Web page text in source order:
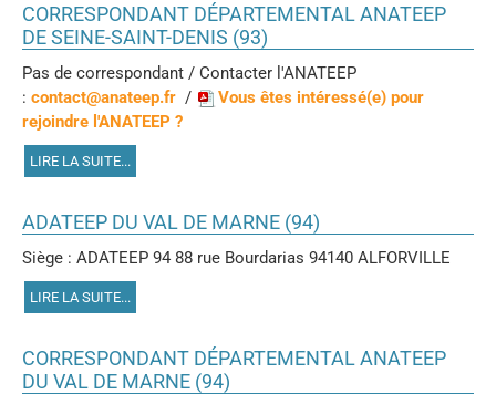
CORRESPONDANT DÉPARTEMENTAL ANATEEP
DE SEINE-SAINT-DENIS (93)
Pas de correspondant / Contacter l'ANATEEP
: contact@anateep.fr /
Vous êtes intéressé(e) pour
rejoindre l'ANATEEP ?
LIRE LA SUITE...
ADATEEP DU VAL DE MARNE (94)
Siège : ADATEEP 94 88 rue Bourdarias 94140 ALFORVILLE
LIRE LA SUITE...
CORRESPONDANT DÉPARTEMENTAL ANATEEP
DU VAL DE MARNE (94)